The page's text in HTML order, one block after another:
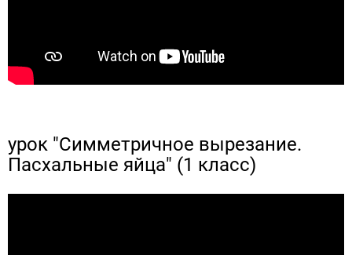
урок "Симметричное вырезание.
Пасхальные яйца" (1 класс)